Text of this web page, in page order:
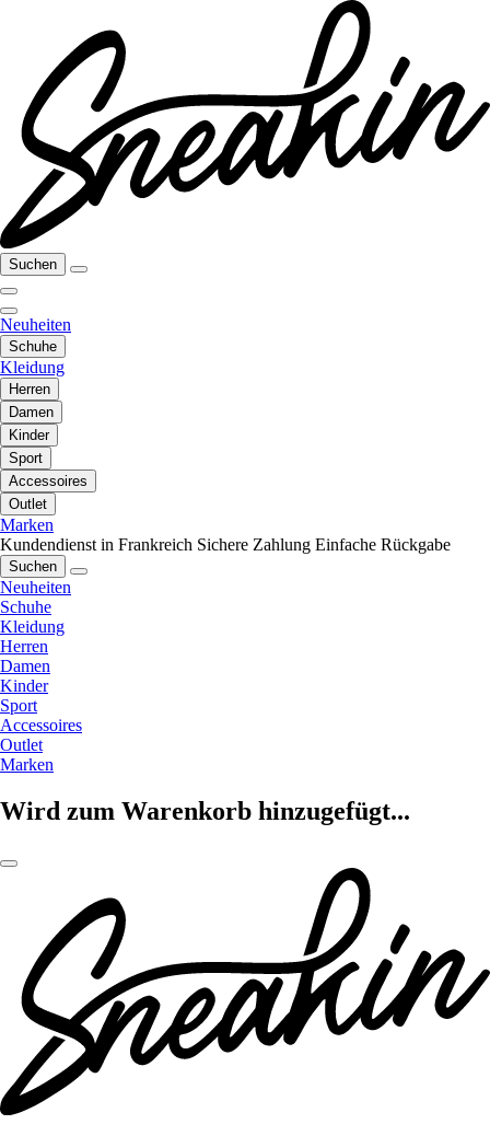
Suchen
Neuheiten
Schuhe
Kleidung
Herren
Damen
Kinder
Sport
Accessoires
Outlet
Marken
Kundendienst in Frankreich Sichere Zahlung Einfache Rückgabe
Suchen
Neuheiten
Schuhe
Kleidung
Herren
Damen
Kinder
Sport
Accessoires
Outlet
Marken
Wird zum Warenkorb hinzugefügt...